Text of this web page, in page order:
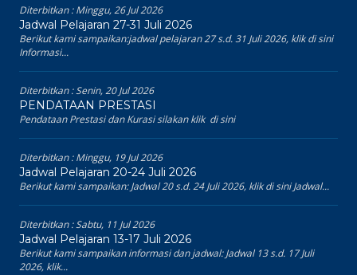
Diterbitkan :Minggu, 26 Jul 2026
Jadwal Pelajaran 27-31 Juli 2026
Berikut kami sampaikan:jadwal pelajaran 27 s.d. 31 Juli 2026, klik di sini
Informasi...
Diterbitkan :Senin, 20 Jul 2026
PENDATAAN PRESTASI
Pendataan Prestasi dan Kurasi silakan klik di sini
Diterbitkan :Minggu, 19 Jul 2026
Jadwal Pelajaran 20-24 Juli 2026
Berikut kami sampaikan: Jadwal 20 s.d. 24 Juli 2026, klik di sini Jadwal...
Diterbitkan :Sabtu, 11 Jul 2026
Jadwal Pelajaran 13-17 Juli 2026
Berikut kami sampaikan informasi dan jadwal: Jadwal 13 s.d. 17 Juli
2026, klik...